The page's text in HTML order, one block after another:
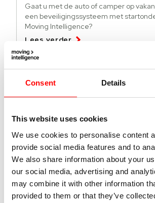
Consent Details
This website uses cookies
We use cookies to personalise content
provide social media features and to
We also share information about your
our social media, advertising and
may combine it with other information
provided to them or that they’ve
Gaat u met de auto of camper op
een beveiligingssysteem met
Moving Intelligence?
Lees verder
04 augustus 2026
Specifieke modellen bedrijfsvoertuigen
gestolen busjes terug?
Lees verder
01 juli 2026